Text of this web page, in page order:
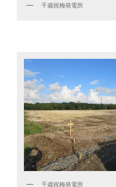
千歳祝梅発電所
千歳祝梅発電所